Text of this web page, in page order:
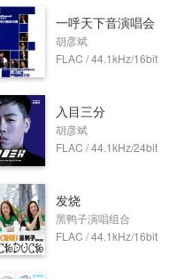
一呼天下音演唱会
胡彦斌
FLAC / 44.1kHz/16bit
入目三分
胡彦斌
FLAC / 44.1kHz/24bit
发烧
黑鸭子演唱组合
FLAC / 44.1kHz/16bit